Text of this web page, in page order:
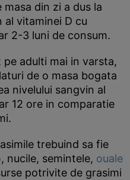
din zi a dus la
al vitaminei D cu
2-3 luni de consum.
adulti mai in varsta,
de o masa bogata
nivelului sangvin al
12 ore in comparatie
trebuind sa fie
, nucile, semintele, ouale
potrivite de grasimi